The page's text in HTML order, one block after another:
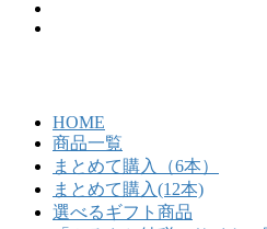
HOME
商品一覧
まとめて購入（6本）
まとめて購入(12本)
選べるギフト商品